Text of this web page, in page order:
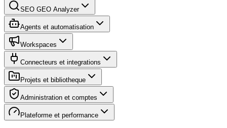
SEO GEO Analyzer
Agents et automatisation
Workspaces
Connecteurs et integrations
Projets et bibliotheque
Administration et comptes
Plateforme et performance